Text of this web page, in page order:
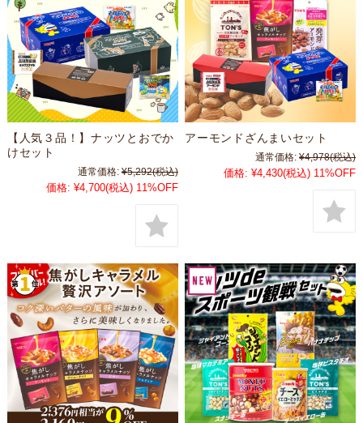
【人気３品！】ナッツとおでか
けセット
通常価格: ¥5,292(税込)
価格: ¥4,700(税込) 11%OFF
アーモンドざんまいセット
通常価格: ¥4,978(税込)
価格: ¥4,430(税込) 11%OFF